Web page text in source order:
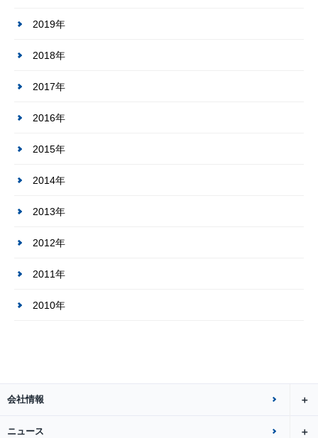
2019年
2018年
2017年
2016年
2015年
2014年
2013年
2012年
2011年
2010年
会社情報
ニュース